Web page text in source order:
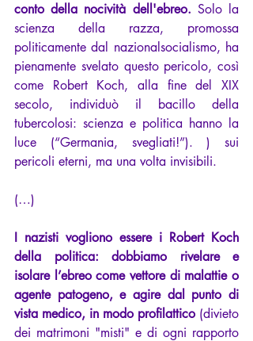
conto della nocività dell'ebreo. Solo la
scienza della razza, promossa
politicamente dal nazionalsocialismo, ha
pienamente svelato questo pericolo, così
come Robert Koch, alla fine del XIX
secolo, individuò il bacillo della
tubercolosi: scienza e politica hanno la
luce (“Germania, svegliati!”). ) sui
pericoli eterni, ma una volta invisibili.
(…)
I nazisti vogliono essere i Robert Koch
della politica: dobbiamo rivelare e
isolare l’ebreo come vettore di malattie o
agente patogeno, e agire dal punto di
vista medico, in modo profilattico (divieto
dei matrimoni "misti" e di ogni rapporto